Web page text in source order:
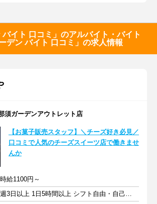
バイト 口コミ」のアルバイト・バイト
デン バイト 口コミ」の求人情報
須ガーデンアウトレット店
【お菓子販売スタッフ】＼チーズ好き必見／
口コミで人気のチーズスイーツ店で働きませ
んか
時給1100円～
週3日以上 1日5時間以上 シフト自由・自己申告